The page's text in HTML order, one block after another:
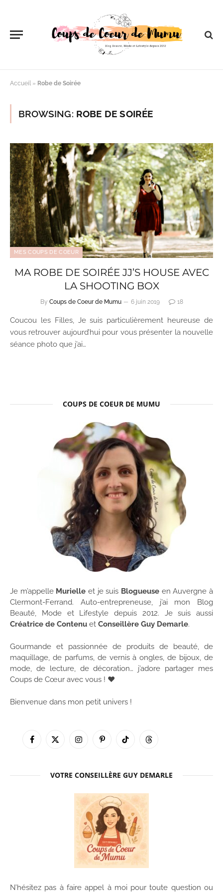
Accueil » Robe de Soirée
BROWSING: ROBE DE SOIRÉE
MES COUPS DE COEUR
MA ROBE DE SOIRÉE JJ’S HOUSE AVEC
LA SHOOTING BOX
By Coups de Coeur de Mumu 6 juin 2019 18
Coucou les Filles, Je suis particulièrement heureuse de
vous retrouver aujourd’hui pour vous présenter la nouvelle
séance photo que j’ai…
COUPS DE COEUR DE MUMU
Je m’appelle Murielle et je suis Blogueuse en Auvergne à
Clermont-Ferrand. Auto-entrepreneuse, j’ai mon Blog
Beauté, Mode et Lifestyle depuis 2012. Je suis aussi
Créatrice de Contenu et Conseillère Guy Demarle.
Gourmande et passionnée de produits de beauté, de
maquillage, de parfums, de vernis à ongles, de bijoux, de
mode, de lecture, de décoration… j’adore partager mes
Coups de Cœur avec vous ! ♥
Bienvenue dans mon petit univers !
Facebook
X
InstagramPinterestTikTok Threads
VOTRE CONSEILLÈRE GUY DEMARLE
N’hésitez pas à faire appel à moi pour toute question ou